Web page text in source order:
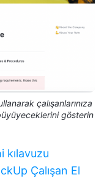
çalışanlarınıza
gösterin
kılavuzu
Çalışan El